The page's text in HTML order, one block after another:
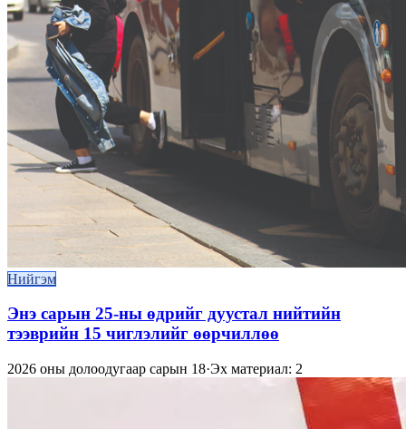
Нийгэм
Энэ сарын 25-ны өдрийг дуустал нийтийн
тээврийн 15 чиглэлийг өөрчиллөө
2026 оны долоодугаар сарын 18·Эх материал: 2